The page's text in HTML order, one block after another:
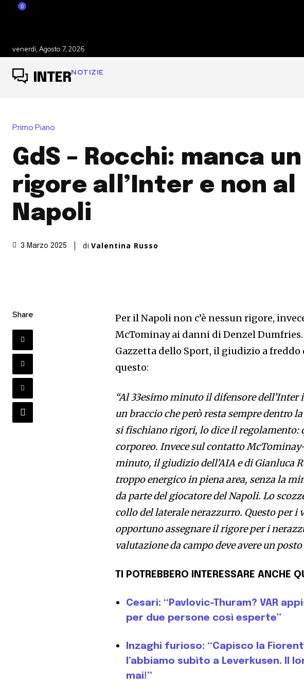
0
venerdì, Agosto 7, 2026
INTERNOTIZIE
Primo Piano
GdS – Rocchi: manca un
rigore all’Inter e non al
Napoli
3 Marzo 2025 di Valentina Russo
Share Per il Napoli non c’è nessun rigore, invece
McTominay ai danni di Denzel
Gazzetta dello Sport, il giudizio a freddo
questo:
“Al 33esimo minuto il difensore
un braccio che però resta sempre dentro
si fischiano rigori, lo dice il regolamento:
corporeo. Invece sul contatto
minuto, il giudizio dell’AIA e di Gianluca
troppo energico in piena area, senza la
da parte del giocatore del Napoli. Lo
collo del laterale nerazzurro. Questo per i
opportuno assegnare il rigore per i
valutazione da campo deve avere un
TI POTREBBERO INTERESSARE ANCHE
Cesari: “Pavlovic-Thuram? VAR
per due persone così esperte”
Inzaghi furioso: “Capisco la
l’abbiamo subìto a Leverkusen. Il
mai!”